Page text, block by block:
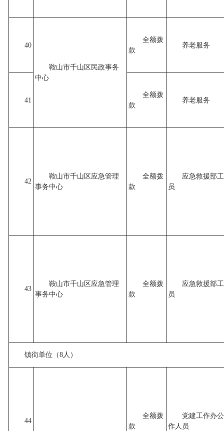
40
鞍山市千山区民政事务
中心
全额拨
款
养老服务
41
全额拨
款
养老服务
42
鞍山市千山区应急管理
事务中心
全额拨
款
应急救援部
员
43
鞍山市千山区应急管理
事务中心
全额拨
款
应急救援部
员
镇街单位（8人）
44
全额拨
款
党建工作办
作人员